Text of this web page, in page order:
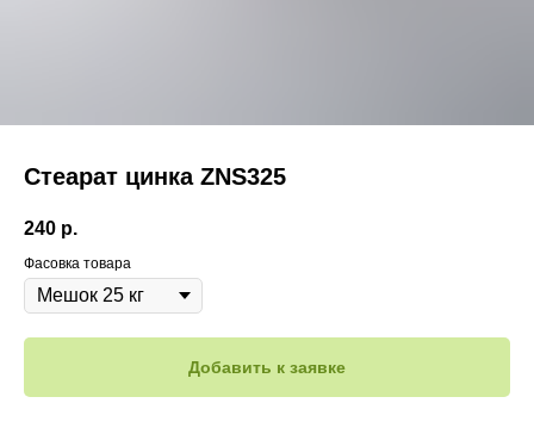
Стеарат цинка ZNS325
240 р.
Фасовка товара
Добавить к заявке